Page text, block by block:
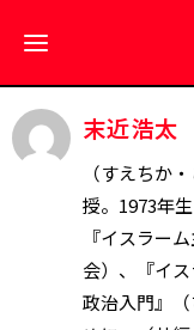
末近浩太
（すえちか
授。1973年
『イスラー
会）、『イ
政治入門』